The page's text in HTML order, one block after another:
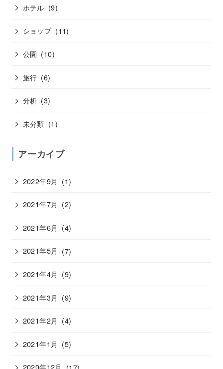
ホテル (9)
ショップ (11)
公園 (10)
旅行 (6)
分析 (3)
未分類 (1)
アーカイブ
2022年9月 (1)
2021年7月 (2)
2021年6月 (4)
2021年5月 (7)
2021年4月 (9)
2021年3月 (9)
2021年2月 (4)
2021年1月 (5)
2020年12月 (17)